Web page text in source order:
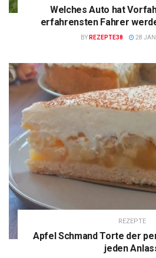
Welches Auto hat
erfahrensten Fahrer
BY REZEPTE38 28
REZEPTE
Apfel Schmand Torte der
jeden